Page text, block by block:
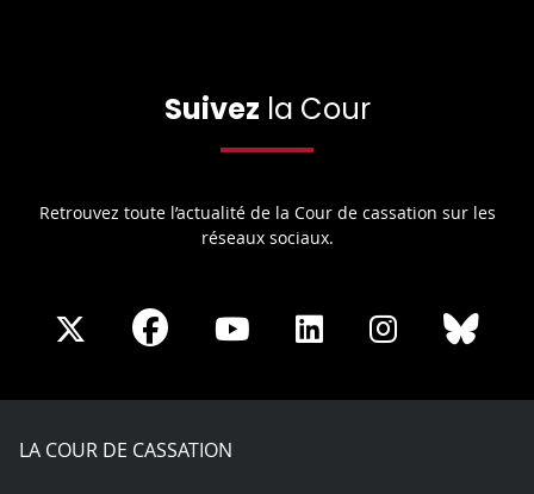
Suivez la Cour
Retrouvez toute l’actualité de la Cour de cassation sur les
réseaux sociaux.
Share
X
Share
Facebook
Share
Youtube
Share
LinkedIn
Share
Instagram
LA COUR DE CASSATION